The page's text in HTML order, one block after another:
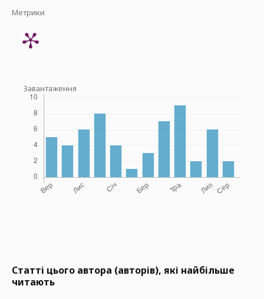
Метрики
Завантаження
Статті цього автора (авторів), які найбільше
читають